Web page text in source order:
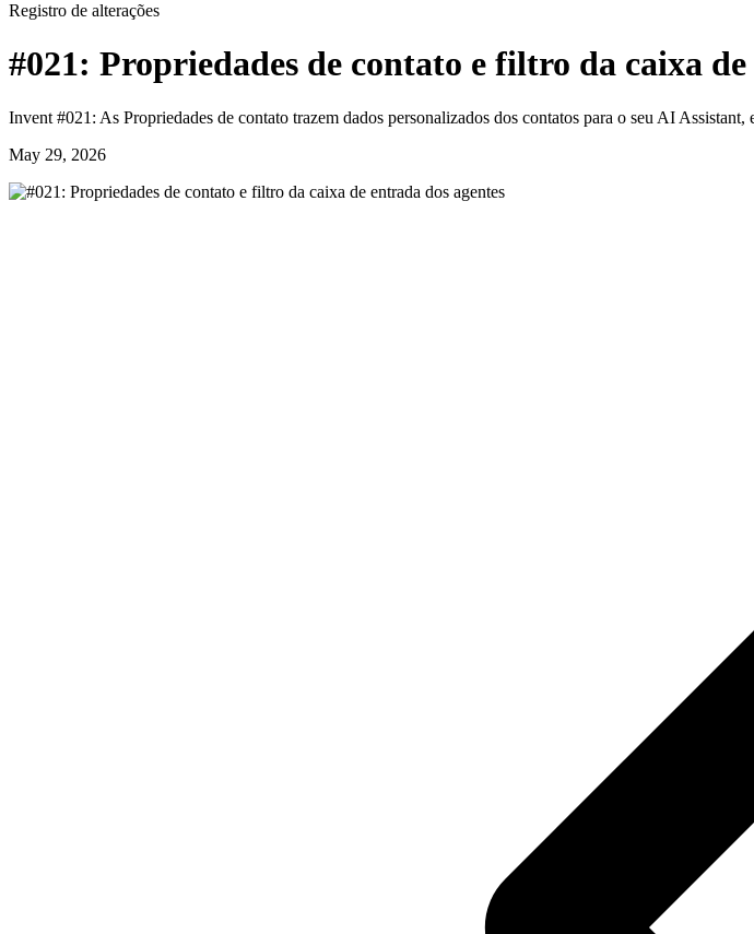
Registro de alterações
#021: Propriedades de contato e filtro da caixa de
Invent #021: As Propriedades de contato trazem dados personalizados dos contatos para o seu AI
May 29, 2026